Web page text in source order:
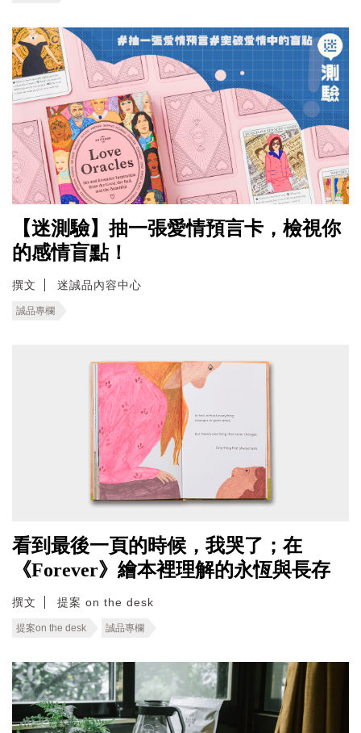
【迷測驗】抽一張愛情預言卡，檢視你
的感情盲點！
撰文 迷誠品內容中心
誠品專欄
看到最後一頁的時候，我哭了；在
《Forever》繪本裡理解的永恆與長存
撰文 提案 on the desk
提案on the desk 誠品專欄